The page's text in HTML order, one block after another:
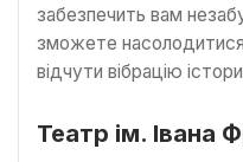
забезпечить вам
зможете
відчути вібрацію
Театр ім. Івана